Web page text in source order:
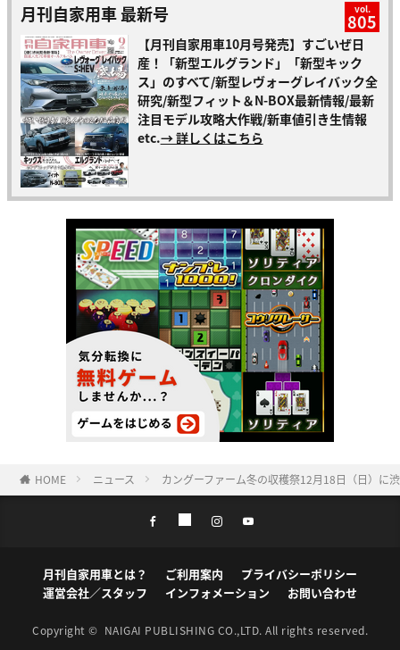
月刊自家用車 最新号 vol.
805
【月刊自家用車10月号発売】すごいぜ日
産！「新型エルグランド」「新型キック
ス」のすべて/新型レヴォーグレイバック全
研究/新型フィット＆N-BOX最新情報/最新
注目モデル攻略大作戦/新車値引き生情報
etc.→ 詳しくはこちら
HOME ニュース カングーファーム冬の収穫祭12月18日（日）に
月刊自家用車とは？ ご利用案内
プライバシーポリシー
運営会社／スタッフ
インフォメーション お問い合わせ
Copyright © NAIGAI PUBLISHING CO.,LTD. All rights reserved.